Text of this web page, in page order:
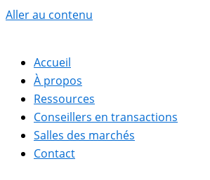
Aller au contenu
Accueil
À propos
Ressources
Conseillers en transactions
Salles des marchés
Contact